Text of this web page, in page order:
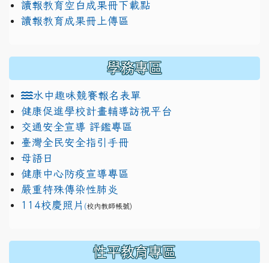
讀報教育空白成果冊下載點
讀報教育成果冊上傳區
學務專區
水中趣味競賽報名表單
健康促進學校計畫輔導訪視平台
交通安全宣導 評鑑專區
臺灣全民安全指引手冊
母語日
健康中心防疫宣導專區
嚴重特殊傳染性肺炎
114校慶照片 (校內教師帳號)
性平教育專區